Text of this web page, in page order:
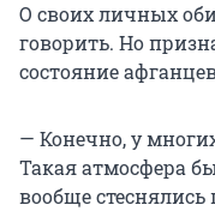
О своих личных
говорить. Но
состояние
— Конечно, у
Такая атмосфера
вообще